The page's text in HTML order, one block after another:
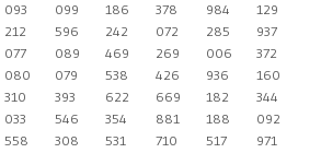
093 099 186 378 984
129
212 596 242 072 285
937
077 089 469 269 006
372
080 079 538 426 936
160
310 393 622 669 182
344
033 546 354 881 188
092
558 308 531 710 517
971